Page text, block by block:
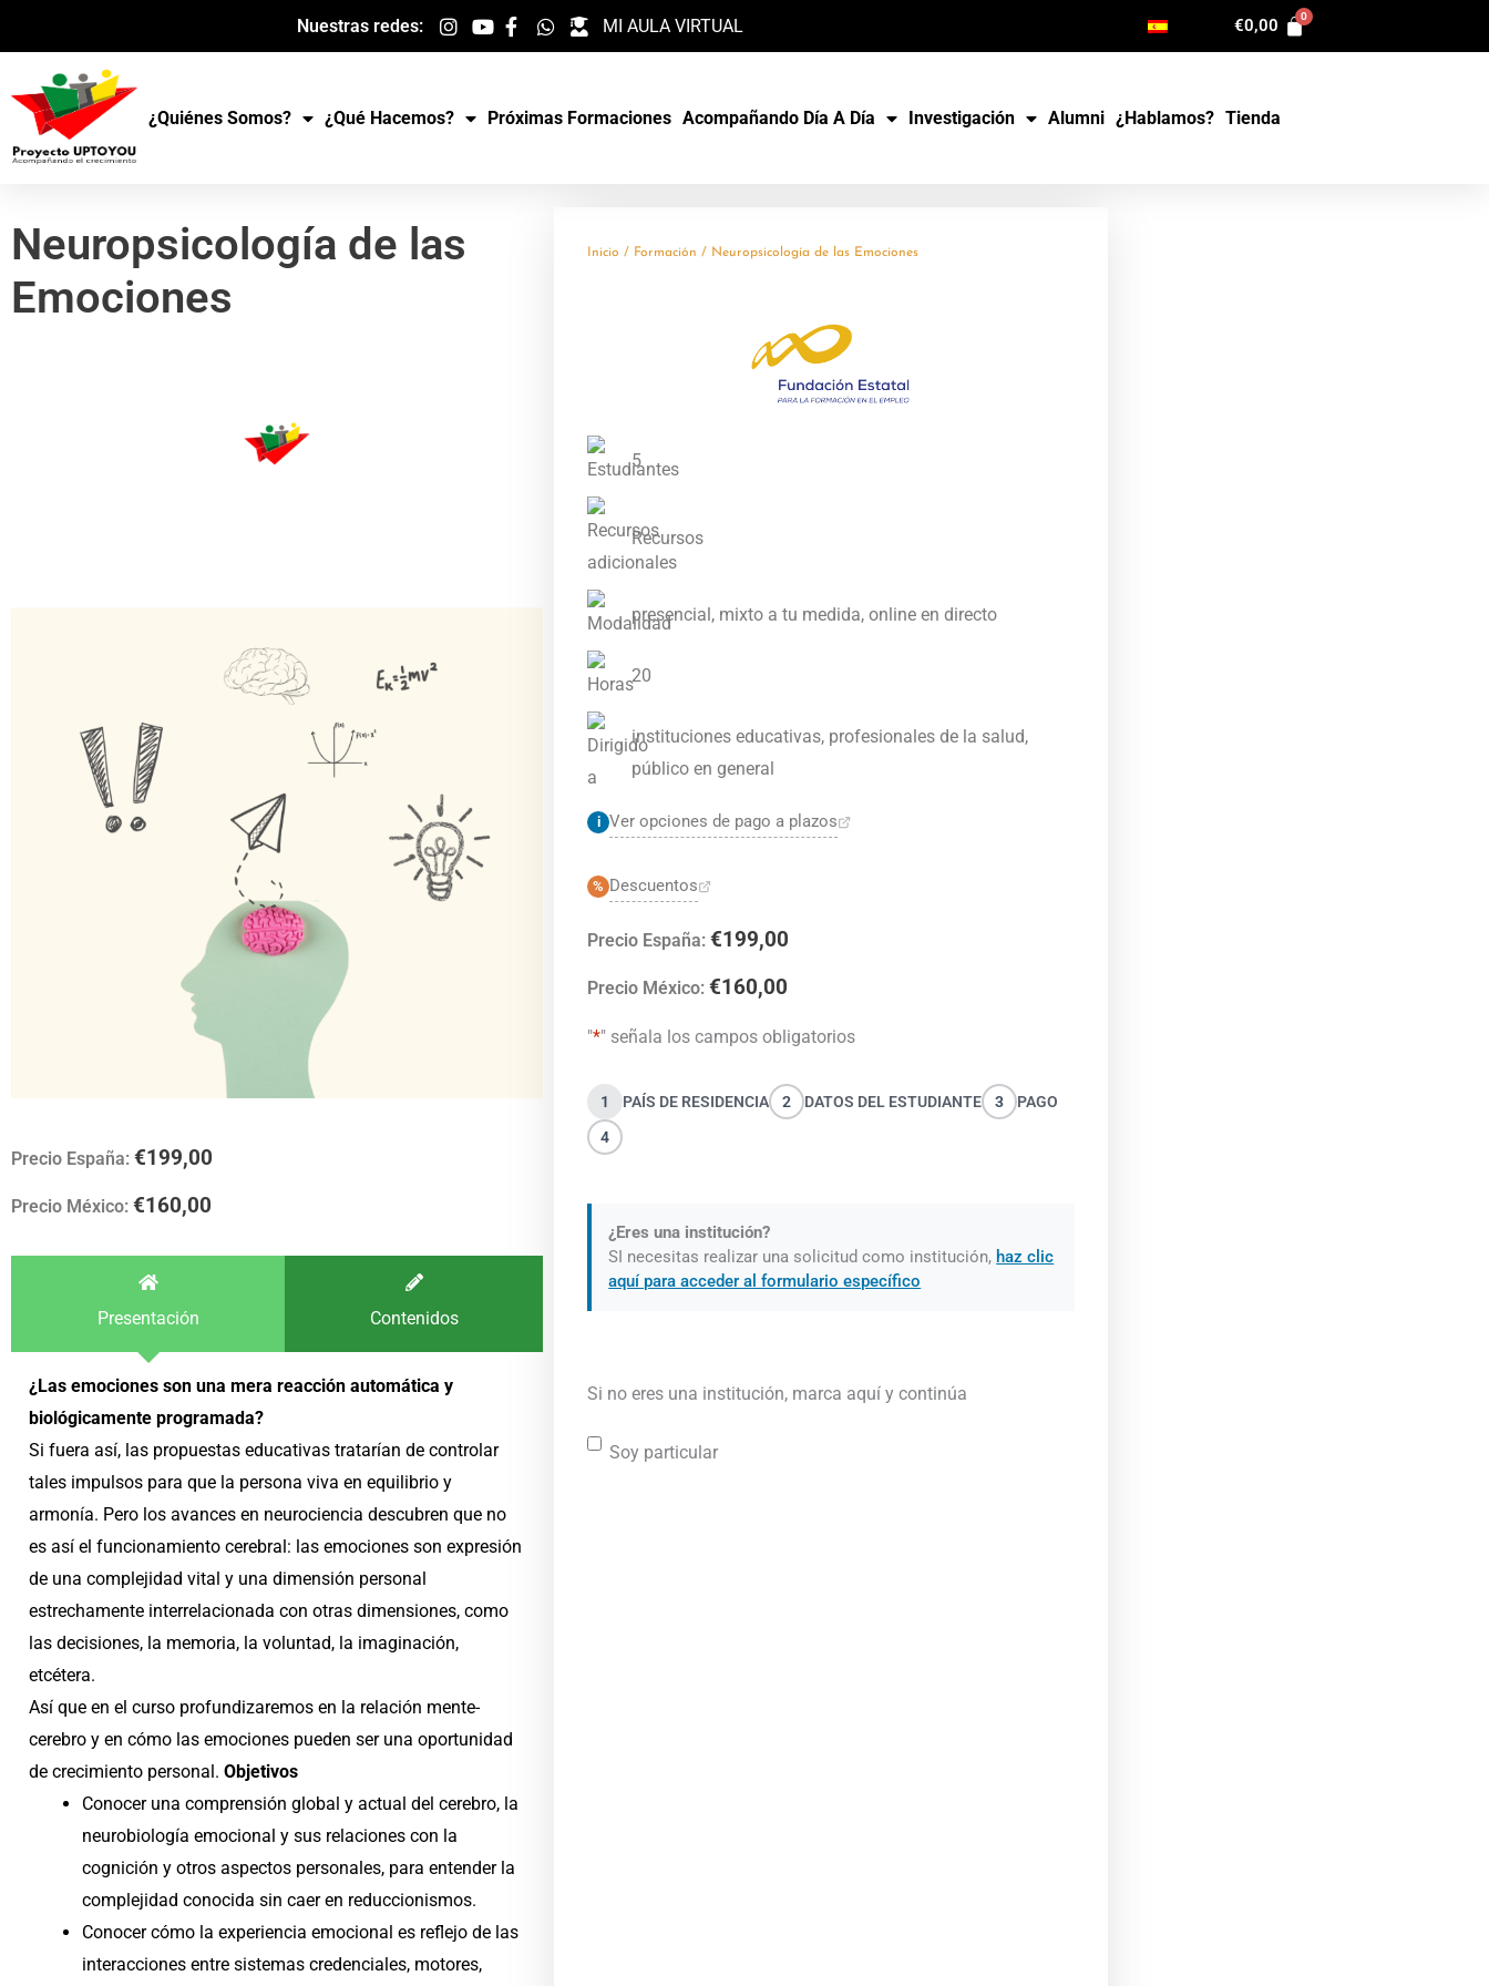
al
contenido
Nuestras redes: MI AULA VIRTUAL €0,00
¿Quiénes Somos? ¿Qué Hacemos? Próximas Formaciones Acompañando Día A Día Investigación Alumni ¿Hablamos? Tienda
Neuropsicología de las
Emociones
Precio España: €199,00
Precio México: €160,00
Presentación Contenidos
¿Las emociones son una mera reacción automática y
biológicamente programada?
Si fuera así, las propuestas educativas tratarían de controlar
tales impulsos para que la persona viva en equilibrio y
armonía. Pero los avances en neurociencia descubren que no
es así el funcionamiento cerebral: las emociones son expresión
de una complejidad vital y una dimensión personal
estrechamente interrelacionada con otras dimensiones, como
las decisiones, la memoria, la voluntad, la imaginación,
etcétera.
Así que en el curso profundizaremos en la relación mente-
cerebro y en cómo las emociones pueden ser una oportunidad
de crecimiento personal. Objetivos
Conocer una comprensión global y actual del cerebro, la
neurobiología emocional y sus relaciones con la
cognición y otros aspectos personales, para entender la
complejidad conocida sin caer en reduccionismos.
Conocer cómo la experiencia emocional es reflejo de las
interacciones entre sistemas credenciales, motores,
Inicio / Formación / Neuropsicología de las Emociones
5
Recursos
presencial, mixto a tu medida, online en directo
20
instituciones educativas, profesionales de la salud,
público en general
i Ver opciones de pago a plazos
% Descuentos
Precio España: €199,00
Precio México: €160,00
"*" señala los campos obligatorios
1 PAÍS DE RESIDENCIA 2 DATOS DEL ESTUDIANTE 3
PAGO
4
¿Eres una institución?
SI necesitas realizar una solicitud como institución, haz clic
aquí para acceder al formulario específico
Si no eres una institución, marca aquí y continúa
Soy particular